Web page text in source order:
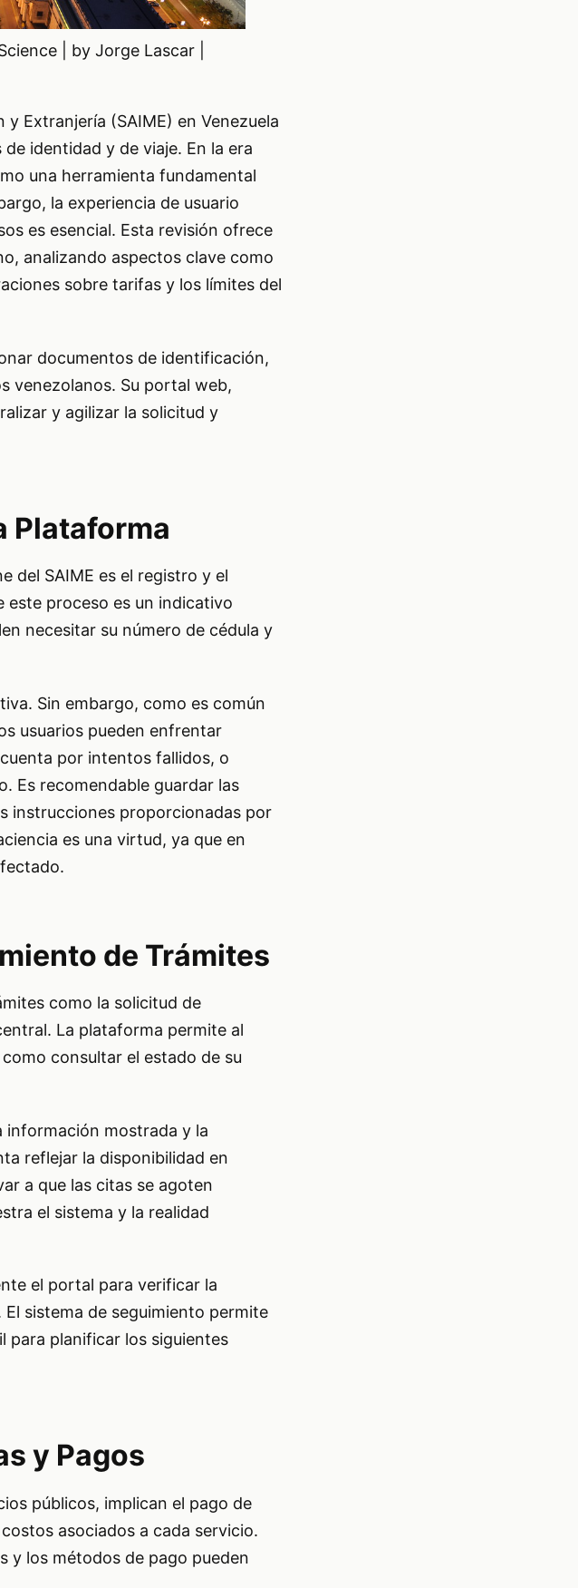
| by Jorge Lascar |
Extranjería (SAIME) en Venezuela
identidad y de viaje. En la era
una herramienta fundamental
la experiencia de usuario
es esencial. Esta revisión ofrece
analizando aspectos clave como
sobre tarifas y los límites del
documentos de identificación,
venezolanos. Su portal web,
y agilizar la solicitud y
Plataforma
del SAIME es el registro y el
este proceso es un indicativo
necesitar su número de cédula y
Sin embargo, como es común
usuarios pueden enfrentar
por intentos fallidos, o
Es recomendable guardar las
instrucciones proporcionadas por
es una virtud, ya que en
de Trámites
como la solicitud de
La plataforma permite al
consultar el estado de su
información mostrada y la
reflejar la disponibilidad en
a que las citas se agoten
el sistema y la realidad
el portal para verificar la
sistema de seguimiento permite
para planificar los siguientes
y Pagos
públicos, implican el pago de
asociados a cada servicio.
y los métodos de pago pueden